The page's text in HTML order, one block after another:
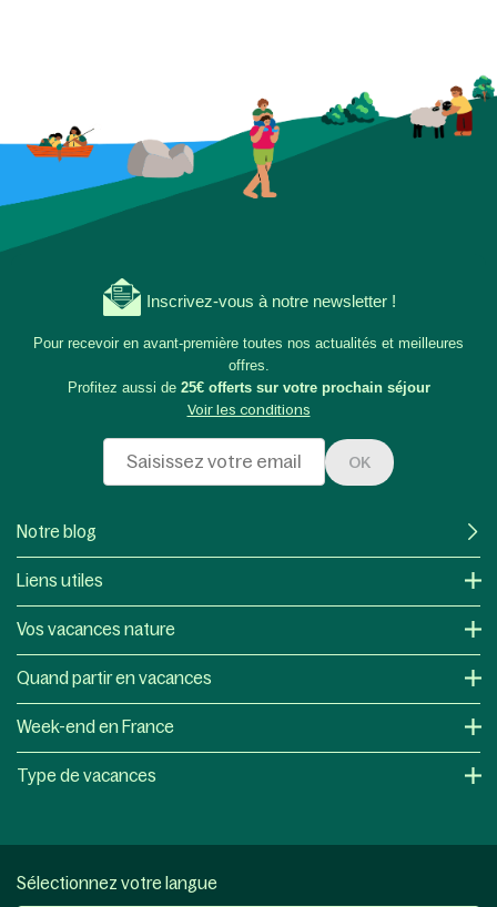
Inscrivez-vous à notre newsletter !
Pour recevoir en avant-première toutes nos actualités et meilleures
offres.
Profitez aussi de 25€ offerts sur votre prochain séjour
Voir les conditions
OK
Notre blog
Liens utiles
Vos vacances nature
Quand partir en vacances
Week-end en France
Type de vacances
Sélectionnez votre langue